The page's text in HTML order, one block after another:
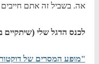
אה. בשביל זה אתם חייבים
לכנס הדגל שלי (שיתקיים בפעם ה-
"מופע המסרים של